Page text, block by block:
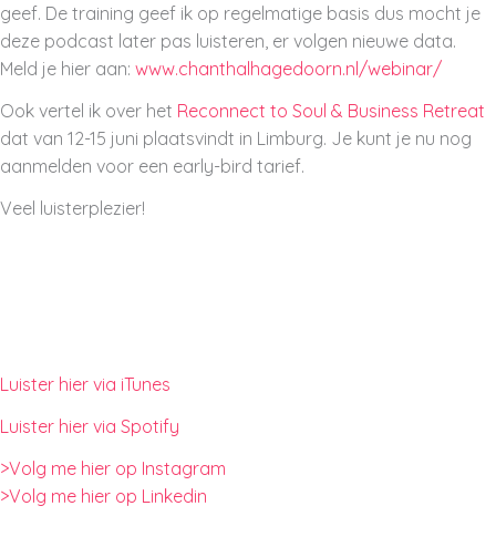
geef. De training geef ik op regelmatige basis dus mocht je
deze podcast later pas luisteren, er volgen nieuwe data.
Meld je hier aan: www.chanthalhagedoorn.nl/webinar/
Ook vertel ik over het Reconnect to Soul & Business Retreat
dat van 12-15 juni plaatsvindt in Limburg. Je kunt je nu nog
aanmelden voor een early-bird tarief.
Veel luisterplezier!
Luister hier via iTunes
Luister hier via Spotify
>Volg me hier op Instagram
>Volg me hier op Linkedin